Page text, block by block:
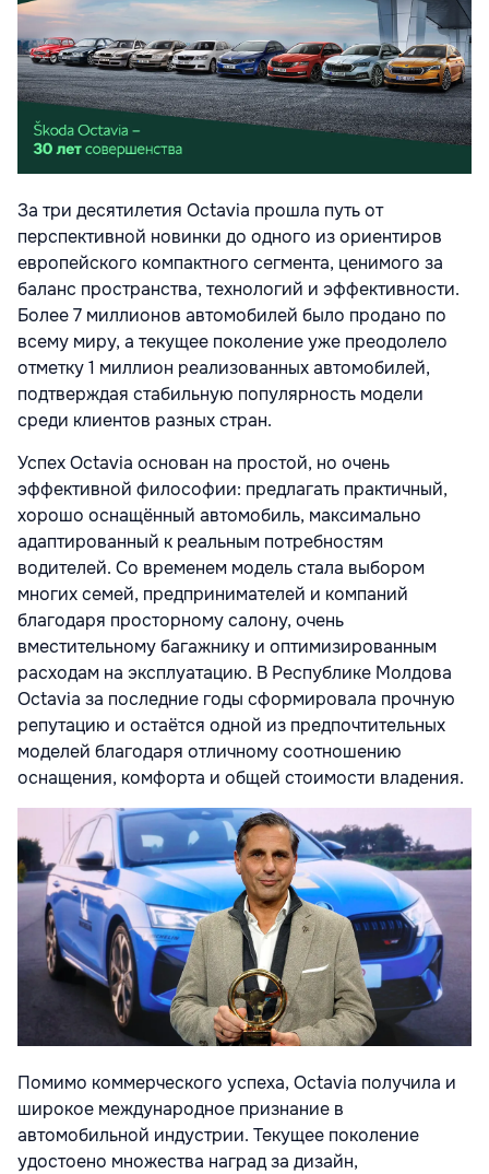
За три десятилетия Octavia прошла путь от
перспективной новинки до одного из ориентиров
европейского компактного сегмента, ценимого за
баланс пространства, технологий и эффективности.
Более7 миллионов автомобилей было продано по
всему миру, а текущее поколение уже преодолело
отметку1 миллион реализованных автомобилей,
подтверждая стабильную популярность модели
среди клиентов разных стран.
Успех Octavia основан на простой, но очень
эффективной философии: предлагать практичный,
хорошо оснащённый автомобиль, максимально
адаптированный к реальным потребностям
водителей. Со временем модель стала выбором
многих семей, предпринимателей и компаний
благодаря просторному салону, очень
вместительному багажнику и оптимизированным
расходам на эксплуатацию. В Республике Молдова
Octavia за последние годы сформировала прочную
репутацию и остаётся одной из предпочтительных
моделей благодаря отличному соотношению
оснащения, комфорта и общей стоимости владения.
Помимо коммерческого успеха, Octavia получила и
широкое международное признание в
автомобильной индустрии. Текущее поколение
удостоено множества наград за дизайн,